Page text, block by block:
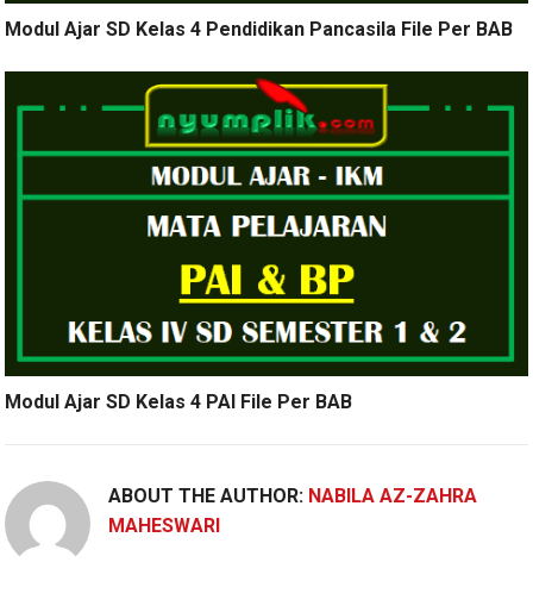
Modul Ajar SD Kelas 4 Pendidikan Pancasila File Per BAB
Modul Ajar SD Kelas 4 PAI File Per BAB
ABOUT THE AUTHOR: NABILA AZ-ZAHRA
MAHESWARI